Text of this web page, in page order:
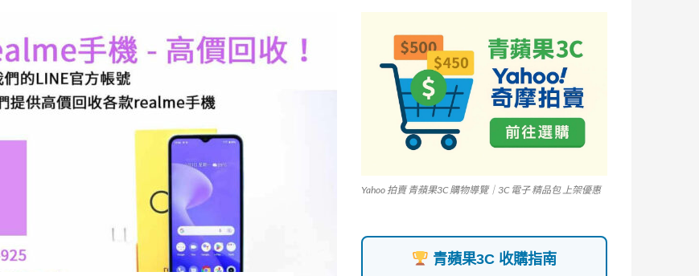
Yahoo 拍賣 青蘋果3C 購物導覽｜3C 電子 精品包 上架優惠
青蘋果3C 收購指南